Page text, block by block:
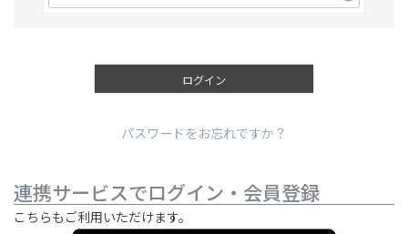
ログイン
パスワードをお忘れですか？
連携サービスでログイン・会員登録
こちらもご利用いただけます。